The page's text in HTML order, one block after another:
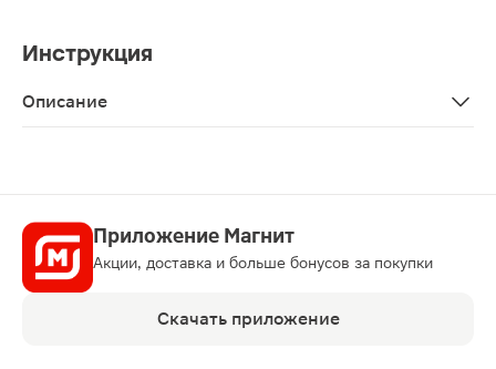
Инструкция
Описание
Приложение Магнит
Акции, доставка и больше бонусов за покупки
Скачать приложение